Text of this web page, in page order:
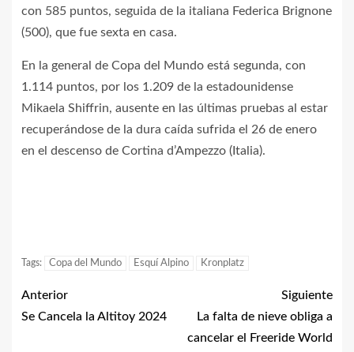
con 585 puntos, seguida de la italiana Federica Brignone
(500), que fue sexta en casa.
En la general de Copa del Mundo está segunda, con
1.114 puntos, por los 1.209 de la estadounidense
Mikaela Shiffrin, ausente en las últimas pruebas al estar
recuperándose de la dura caída sufrida el 26 de enero
en el descenso de Cortina d’Ampezzo (Italia).
Tags: Copa del Mundo Esquí Alpino Kronplatz
Anterior
Se Cancela la Altitoy 2024
Siguiente
La falta de nieve obliga a
cancelar el Freeride World